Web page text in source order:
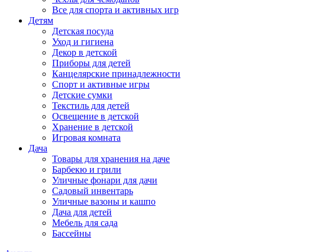
Все для спорта и активных игр
Детям
Детская посуда
Уход и гигиена
Декор в детской
Приборы для детей
Канцелярские принадлежности
Спорт и активные игры
Детские сумки
Текстиль для детей
Освещение в детской
Хранение в детской
Игровая комната
Дача
Товары для хранения на даче
Барбекю и грили
Уличные фонари для дачи
Садовый инвентарь
Уличные вазоны и кашпо
Дача для детей
Мебель для сада
Бассейны